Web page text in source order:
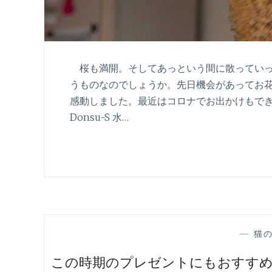
桜も満開。そしてあっという間に散ってい
うものなのでしょうか。先日機会があってお
感動しました。最近はコロナでお出かけもで
Donsu-S 水…
— 猫
この時期のプレゼントにもおすす